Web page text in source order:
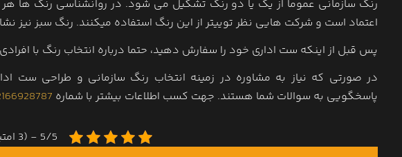
رنگ سازمانی عموما از یک یا دو رنگ تشکیل می شود. در روانشناسی رنگ ها
اعتماد است و شرکت هایی نظر توییتر از این رنگ استفاده میکنند. رنگ سبز نیز
پس قبل از اینکه ست اداری خود را سفارش دهید، حتما درباره انتخاب رنگ با
در صورتی که نیاز به مشاوره در زمینه انتخاب رنگ سازمانی و طراحی ست
پاسخگویی به سوالات شما هستند. جهت کسب اطلاعات بیشتر با شماره
5/5 - (3 امتیاز)